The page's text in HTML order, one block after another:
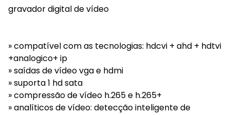
gravador digital de vídeo
» compatível com as tecnologias: hdcvi + ahd + hdtvi
+analogico+ ip
» saídas de vídeo vga e hdmi
» suporta 1 hd sata
» compressão de vídeo h.265 e h.265+
» analíticos de vídeo: detecção inteligente de